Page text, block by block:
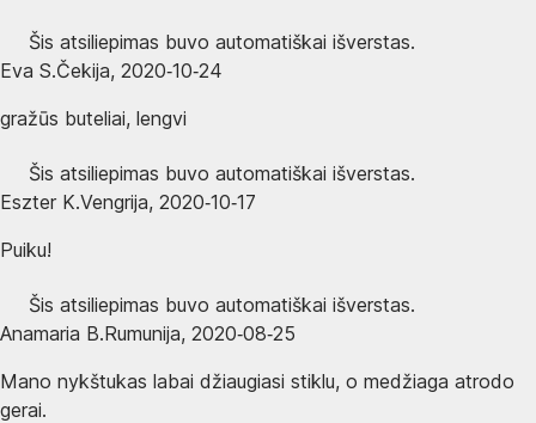
Šis atsiliepimas buvo automatiškai išverstas.
Eva S.Čekija, 2020‑10‑24
gražūs buteliai, lengvi
Šis atsiliepimas buvo automatiškai išverstas.
Eszter K.Vengrija, 2020‑10‑17
Puiku!
Šis atsiliepimas buvo automatiškai išverstas.
Anamaria B.Rumunija, 2020‑08‑25
Mano nykštukas labai džiaugiasi stiklu, o medžiaga atrodo
gerai.